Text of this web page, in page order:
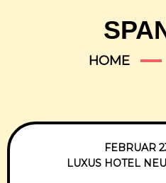
HOME
FEBRUAR
LUXUS HOTEL